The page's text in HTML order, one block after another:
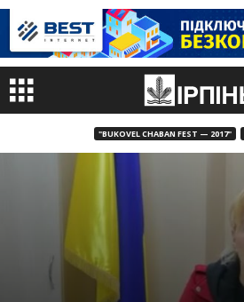
"BUKOVEL CHABAN FEST — 2017"